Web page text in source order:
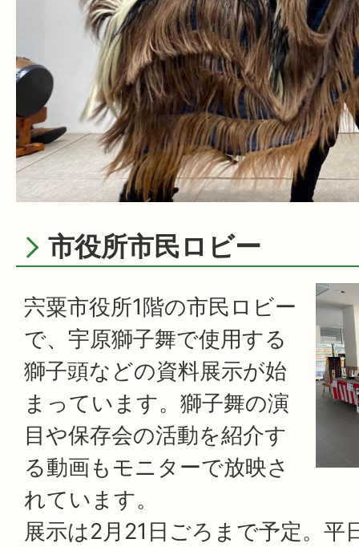
市役所市民ロビー
宍粟市役所1階の市民ロビー
で、宇原獅子舞で使用する
獅子頭などの資料展示が始
まっています。獅子舞の演
目や保存会の活動を紹介す
る動画もモニターで放映さ
れています。
展示は2月21日ごろまで予定。平